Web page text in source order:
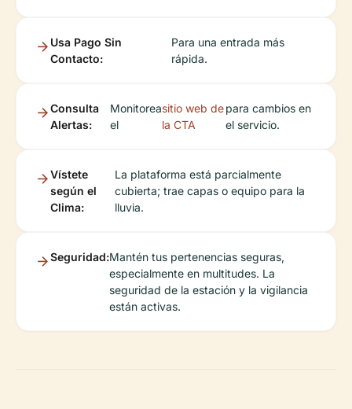
Usa Pago Sin
Contacto:
Para una entrada más
rápida.
Consulta
Alertas:
Monitorea
el
sitio web de
la CTA
para cambios en
el servicio.
Vístete
según el
Clima:
La plataforma está parcialmente
cubierta; trae capas o equipo para la
lluvia.
Seguridad:Mantén tus pertenencias seguras,
especialmente en multitudes. La
seguridad de la estación y la vigilancia
están activas.